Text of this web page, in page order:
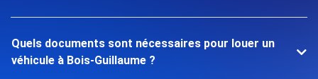
Quels documents sont nécessaires pour louer un
véhicule à Bois-Guillaume ?